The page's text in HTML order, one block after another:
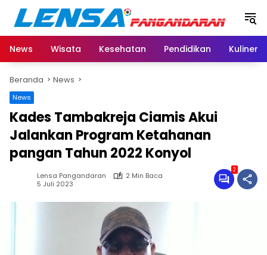
Langsung
konten
News
Wisata Kesehatan Pendidikan Kuliner
Beranda News
News
Kades Tambakreja Ciamis Akui
Jalankan Program Ketahanan
pangan Tahun 2022 Konyol
Lensa Pangandaran
2 Min Baca
5 Juli 2023
2